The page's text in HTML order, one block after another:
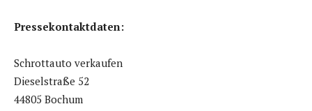
Pressekontaktdaten:
Schrottauto verkaufen
Dieselstraße 52
44805 Bochum